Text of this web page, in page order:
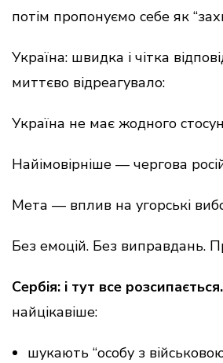
потім пропонуємо себе як
Україна: швидка і чітка
миттєво відреагувало:
Україна не має жодного
Найімовірніше — чергова
Мета — вплив на угорські
Без емоцій. Без виправдань.
Сербія: і тут все розсипається.
найцікавіше:
шукають “особу з